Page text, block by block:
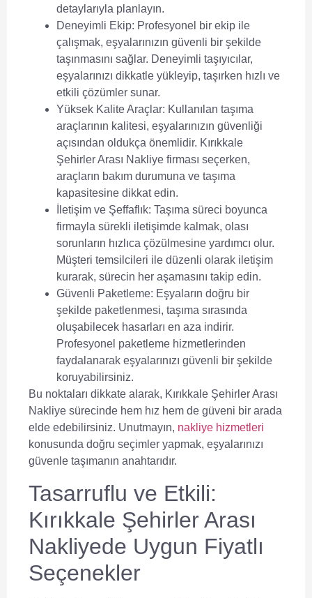
detaylarıyla planlayın.
Deneyimli Ekip: Profesyonel bir ekip ile
çalışmak, eşyalarınızın güvenli bir şekilde
taşınmasını sağlar. Deneyimli taşıyıcılar,
eşyalarınızı dikkatle yükleyip, taşırken hızlı ve
etkili çözümler sunar.
Yüksek Kalite Araçlar: Kullanılan taşıma
araçlarının kalitesi, eşyalarınızın güvenliği
açısından oldukça önemlidir. Kırıkkale
Şehirler Arası Nakliye firması seçerken,
araçların bakım durumuna ve taşıma
kapasitesine dikkat edin.
İletişim ve Şeffaflık: Taşıma süreci boyunca
firmayla sürekli iletişimde kalmak, olası
sorunların hızlıca çözülmesine yardımcı olur.
Müşteri temsilcileri ile düzenli olarak iletişim
kurarak, sürecin her aşamasını takip edin.
Güvenli Paketleme: Eşyaların doğru bir
şekilde paketlenmesi, taşıma sırasında
oluşabilecek hasarları en aza indirir.
Profesyonel paketleme hizmetlerinden
faydalanarak eşyalarınızı güvenli bir şekilde
koruyabilirsiniz.
Bu noktaları dikkate alarak, Kırıkkale Şehirler Arası
Nakliye sürecinde hem hız hem de güveni bir arada
elde edebilirsiniz. Unutmayın, nakliye hizmetleri
konusunda doğru seçimler yapmak, eşyalarınızı
güvenle taşımanın anahtarıdır.
Tasarruflu ve Etkili:
Kırıkkale Şehirler Arası
Nakliyede Uygun Fiyatlı
Seçenekler